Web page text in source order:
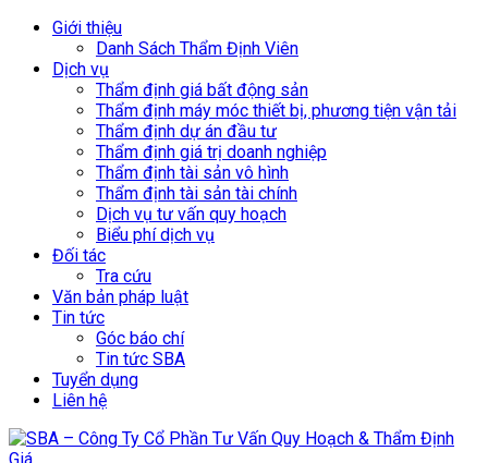
Giới thiệu
Danh Sách Thẩm Định Viên
Dịch vụ
Thẩm định giá bất động sản
Thẩm định máy móc thiết bị, phương tiện vận tải
Thẩm định dự án đầu tư
Thẩm định giá trị doanh nghiệp
Thẩm định tài sản vô hình
Thẩm định tài sản tài chính
Dịch vụ tư vấn quy hoạch
Biểu phí dịch vụ
Đối tác
Tra cứu
Văn bản pháp luật
Tin tức
Góc báo chí
Tin tức SBA
Tuyển dụng
Liên hệ